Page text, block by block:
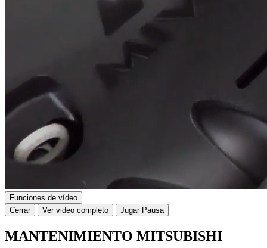
Funciones de vídeo
Cerrar
Ver video completo Jugar Pausa
MANTENIMIENTO MITSUBISHI